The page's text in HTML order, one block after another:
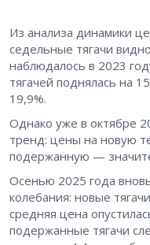
Из анализа динамики
седельные тягачи
наблюдалось в 2023
тягачей поднялась на
19,9%.
Однако уже в октябре
тренд: цены на новую
подержанную —
Осенью 2025 года
колебания: новые
средняя цена
подержанные тягачи